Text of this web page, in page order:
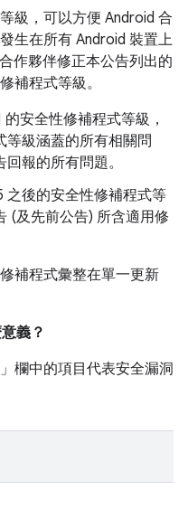
級，可以方便 Android 合
生在所有 Android 裝置上
作夥伴修正本公告列出的
補程式等級。
安全性修補程式等級，
級涵蓋的所有相關問
報的所有問題。
後的安全性修補程式等
(及先前公告) 所含適用修
補程式彙整在單一更新
義？
欄中的項目代表安全漏洞